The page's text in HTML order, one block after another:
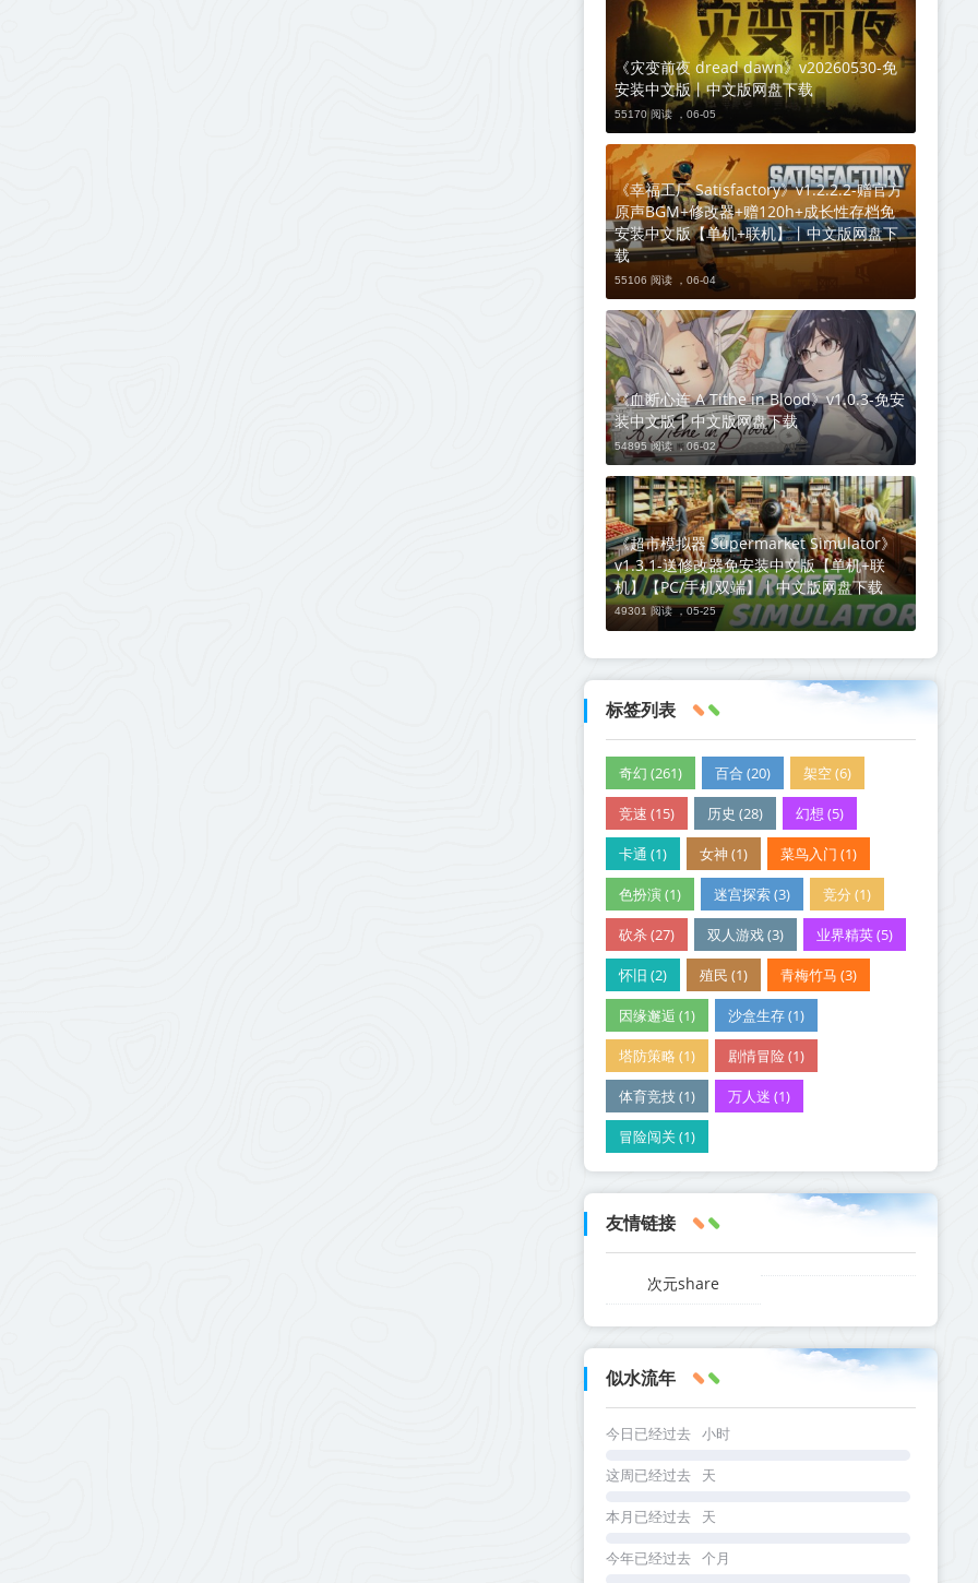
《灾变前夜 dread dawn》v20260530-免
安装中文版丨中文版网盘下载
55170 阅读 ， 06-05
《幸福工厂 Satisfactory》v1.2.2.2-赠官方
原声BGM+修改器+赠120h+成长性存档免
安装中文版【单机+联机】丨中文版网盘下
载
55106 阅读 ， 06-04
《血断心连 A Tithe in Blood》v1.0.3-免安
装中文版丨中文版网盘下载
54895 阅读 ，06-02
《超市模拟器 Supermarket Simulator》
v1.3.1-送修改器免安装中文版【单机+联
机】【PC/手机双端】丨中文版网盘下载
49301 阅读 ，05-25
标签列表
奇幻 (261) 百合 (20) 架空 (6)
竞速 (15) 历史 (28) 幻想 (5)
卡通 (1) 女神 (1) 菜鸟入门 (1)
色扮演 (1) 迷宫探索 (3) 竞分 (1)
砍杀 (27) 双人游戏 (3) 业界精英 (5)
怀旧 (2) 殖民 (1) 青梅竹马 (3)
因缘邂逅 (1) 沙盒生存 (1)
塔防策略 (1) 剧情冒险 (1)
体育竞技 (1) 万人迷 (1)
冒险闯关 (1)
友情链接
次元share
似水流年
今日已经过去 小时
这周已经过去 天
本月已经过去 天
今年已经过去 个月